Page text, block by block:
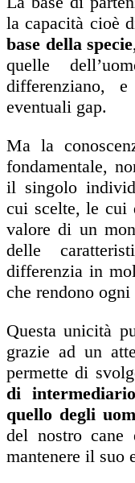
la capacità cioè
base della specie
quelle
differenziano,
eventuali gap.
Ma la
fondamentale,
il singolo
cui scelte, le cui
valore di un
delle
differenzia in
che rendono
Questa unicità
grazie ad un
permette di
di
quello degli
del nostro cane
mantenere il suo